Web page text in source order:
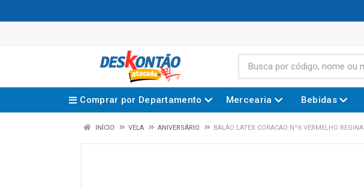
Comprar por Departamento Mercearia Bebidas
INÍCIO VELA ANIVERSÁRIO BALAO LATEX CORACAO Nº6 VERMELHO REGINA